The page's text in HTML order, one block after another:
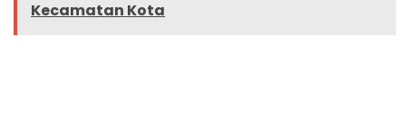
Kecamatan Kota